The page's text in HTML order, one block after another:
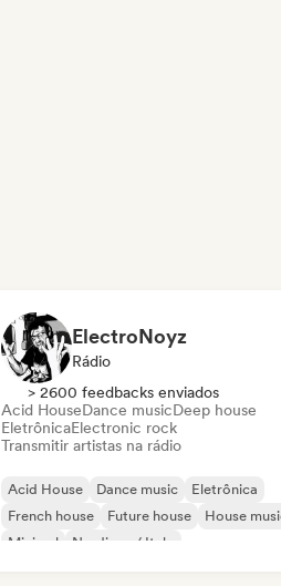
ElectroNoyz
Rádio
> 2600 feedbacks enviados
Acid HouseDance musicDeep house
EletrônicaElectronic rock
Transmitir artistas na rádio
Acid House Dance music
Eletrônica
French house
Future house
House
Minimal
Nu-disco / Italo